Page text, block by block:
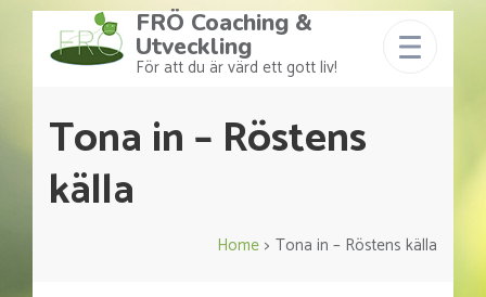
FRÖ Coaching &
Utveckling
För att du är värd ett gott liv!
Tona in – Röstens
källa
Home > Tona in – Röstens källa